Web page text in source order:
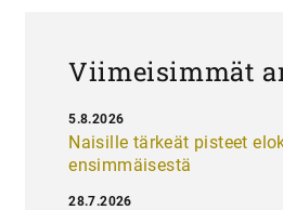
Viimeisimmät
Naisille tärkeät pisteet
ensimmäisestä
5.8.2026
28.7.2026